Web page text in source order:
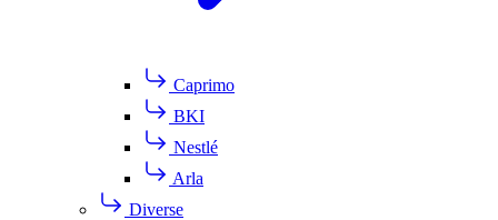
Caprimo
BKI
Nestlé
Arla
Diverse